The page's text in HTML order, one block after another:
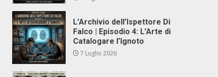
L’Archivio dell’Ispettore Di
Falco | Episodio 4: L’Arte di
Catalogare l’Ignoto
7 Luglio 2026